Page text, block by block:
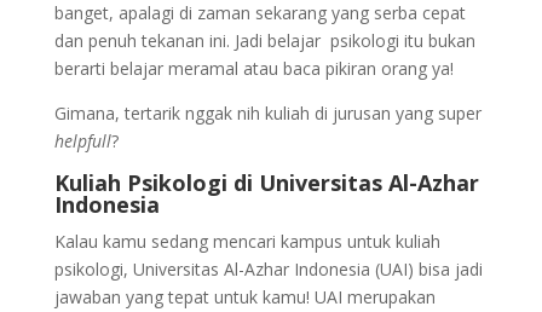
banget, apalagi di zaman sekarang yang serba cepat
dan penuh tekanan ini. Jadi belajar psikologi itu bukan
berarti belajar meramal atau baca pikiran orang ya!
Gimana, tertarik nggak nih kuliah di jurusan yang super
helpfull?
Kuliah Psikologi di Universitas Al-Azhar
Indonesia
Kalau kamu sedang mencari kampus untuk kuliah
psikologi, Universitas Al-Azhar Indonesia (UAI) bisa jadi
jawaban yang tepat untuk kamu! UAI merupakan